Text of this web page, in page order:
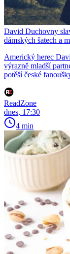
David Duchovny
dámských šatech a
Americký herec
výrazně mladší
potěší české
ReadZone
dnes, 17:30
4 min